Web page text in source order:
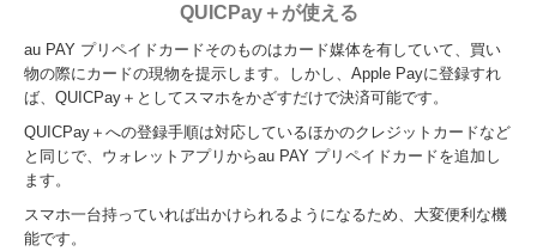
QUICPay＋が使える
au PAY プリペイドカードそのものはカード媒体を有していて、買い
物の際にカードの現物を提示します。しかし、Apple Payに登録すれ
ば、QUICPay＋としてスマホをかざすだけで決済可能です。
QUICPay＋への登録手順は対応しているほかのクレジットカードなど
と同じで、ウォレットアプリからau PAY プリペイドカードを追加し
ます。
スマホ一台持っていれば出かけられるようになるため、大変便利な機
能です。